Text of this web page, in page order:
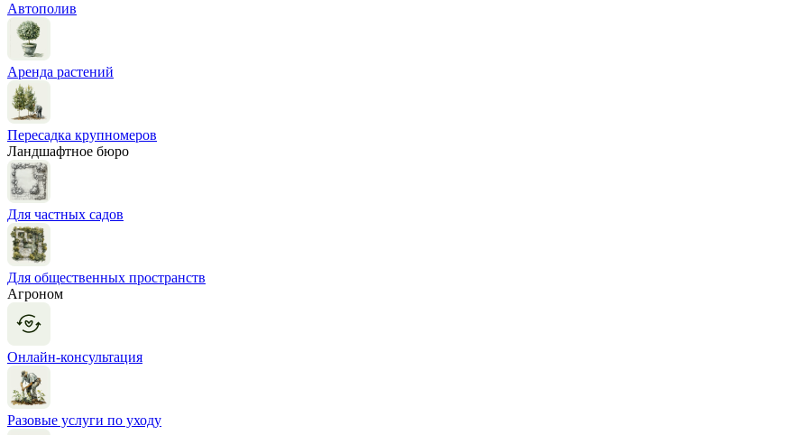
Автополив
Аренда растений
Пересадка крупномеров
Ландшафтное бюро
Для частных садов
Для общественных пространств
Агроном
Онлайн-консультация
Разовые услуги по уходу